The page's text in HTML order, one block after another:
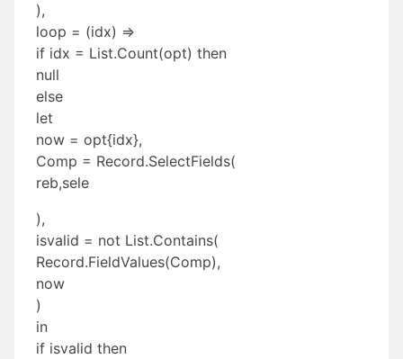
),
loop = (idx) =>
if idx = List.Count(opt) then
null
else
let
now = opt{idx},
Comp = Record.SelectFields(
reb,sele
),
isvalid = not List.Contains(
Record.FieldValues(Comp),
now
)
in
if isvalid then